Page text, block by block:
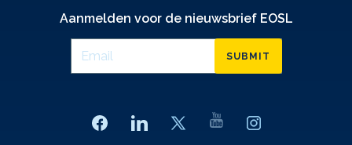
Aanmelden voor de nieuwsbrief EOSL
SUBMIT